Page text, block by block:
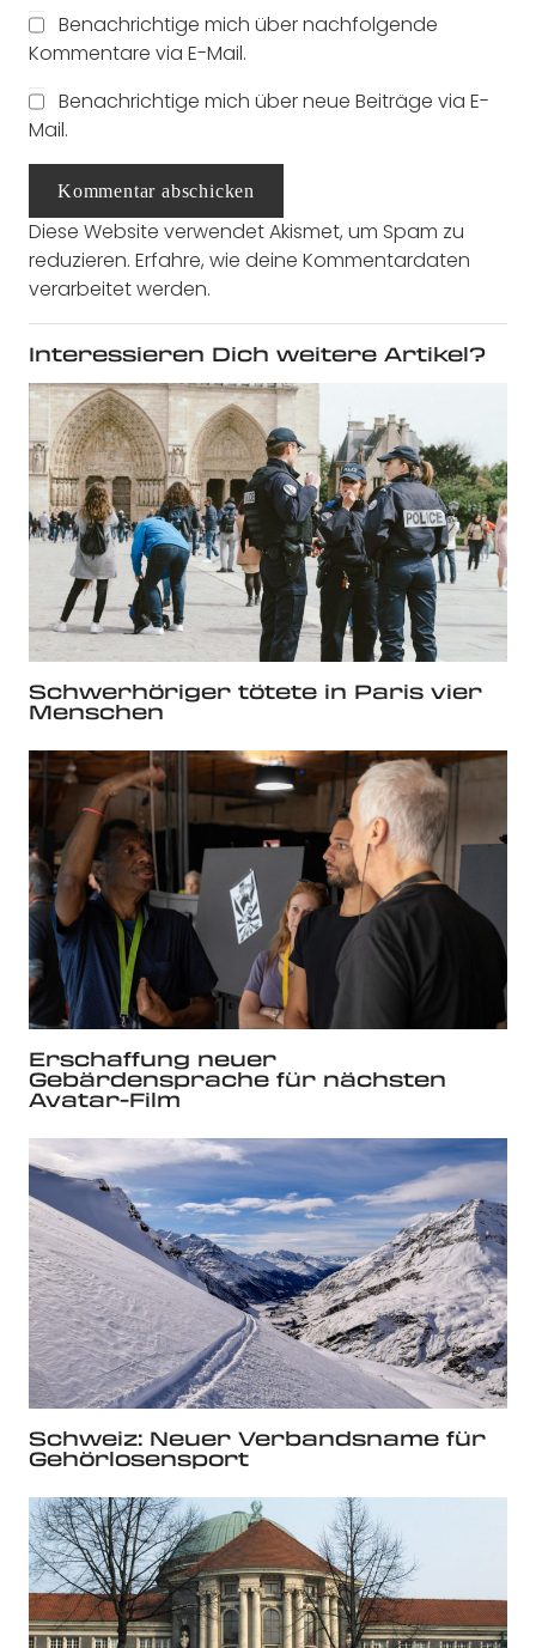
Benachrichtige mich über nachfolgende
Kommentare via E-Mail.
Benachrichtige mich über neue Beiträge via E-
Mail.
Kommentar abschicken
Diese Website verwendet Akismet, um Spam zu
reduzieren. Erfahre, wie deine Kommentardaten
verarbeitet werden.
Interessieren Dich weitere Artikel?
Schwerhöriger tötete in Paris vier
Menschen
Erschaffung neuer
Gebärdensprache für nächsten
Avatar-Film
Schweiz: Neuer Verbandsname für
Gehörlosensport